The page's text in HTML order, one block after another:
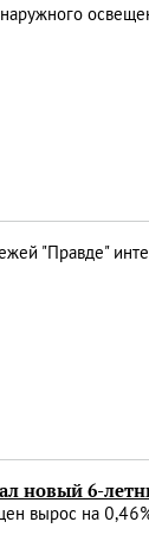
"Правде"
новый 6-
вырос на